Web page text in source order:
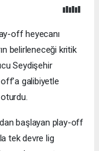
off heyecanı
belirleneceği kritik
Seydişehir
galibiyetle
başlayan play-off
tek devre lig